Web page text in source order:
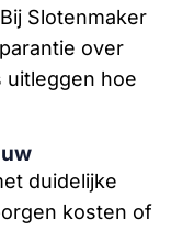
Slotenmaker
over
uitleggen hoe
duidelijke
kosten of